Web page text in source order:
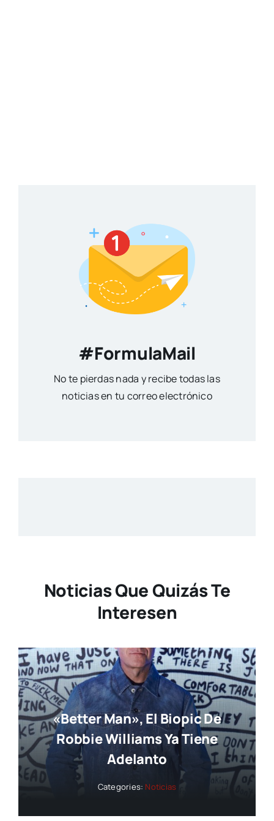
#FormulaMail
No te pierdas nada y recibe todas las
noticias en tu correo electrónico
Noticias Que Quizás Te
Interesen
«Better Man», El Biopic De
Robbie Williams Ya Tiene
Adelanto
Categories: Noticias